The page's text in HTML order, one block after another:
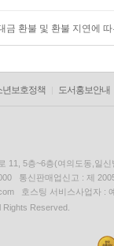
금 환불 및 환불 지연에
년보호정책 도서홍보안내
11, 5층~6층(여의도동,일신
통신판매업신고 : 제
호스팅 서비스사업자 :
Reserved.